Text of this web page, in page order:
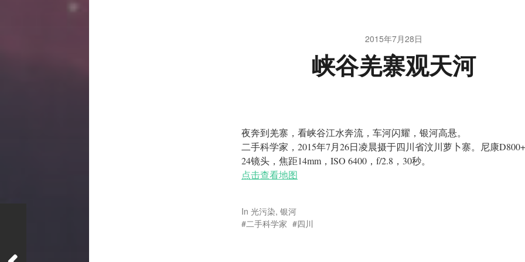
2015年7月28日
峡谷羌寨观天河
夜奔到羌寨，看峡谷江水奔流，车河闪耀，银河高悬。
二手科学家，2015年7月26日凌晨摄于四川省汶川萝卜寨。尼康
24镜头，焦距14mm，ISO 6400，f/2.8，30秒。
点击查看地图
In 光污染, 银河
二手科学家
四川